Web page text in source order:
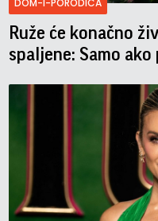
Ruže će konačno
spaljene: Samo